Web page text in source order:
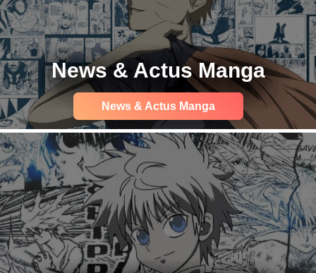
News & Actus Manga
News & Actus Manga